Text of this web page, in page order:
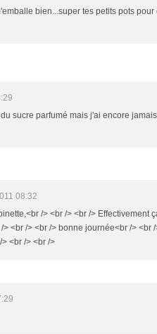
bien...super tes petits pots
sucre parfumé mais j'ai encore
08:32
/> <br /> <br /> Effectivement
> <br /> <br /> bonne journée<br /> <br
<br /> <br />